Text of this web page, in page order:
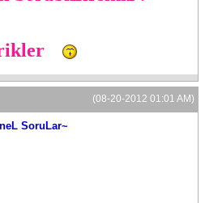
(08-20-2012 01:01 AM)
SoruLar~